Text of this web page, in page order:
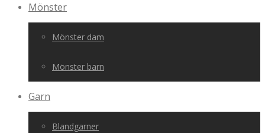
Mönster
Mönster dam
Mönster barn
Garn
Blandgarner